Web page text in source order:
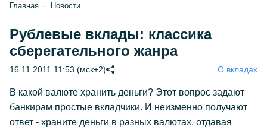
Главная Новости
Рублевые вклады: классика
сберегательного жанра
16.11.2011 11:53 (мск+2) О вкладах
В какой валюте хранить деньги? Этот вопрос задают
банкирам простые вкладчики. И неизменно получают
ответ - храните деньги в разных валютах, отдавая